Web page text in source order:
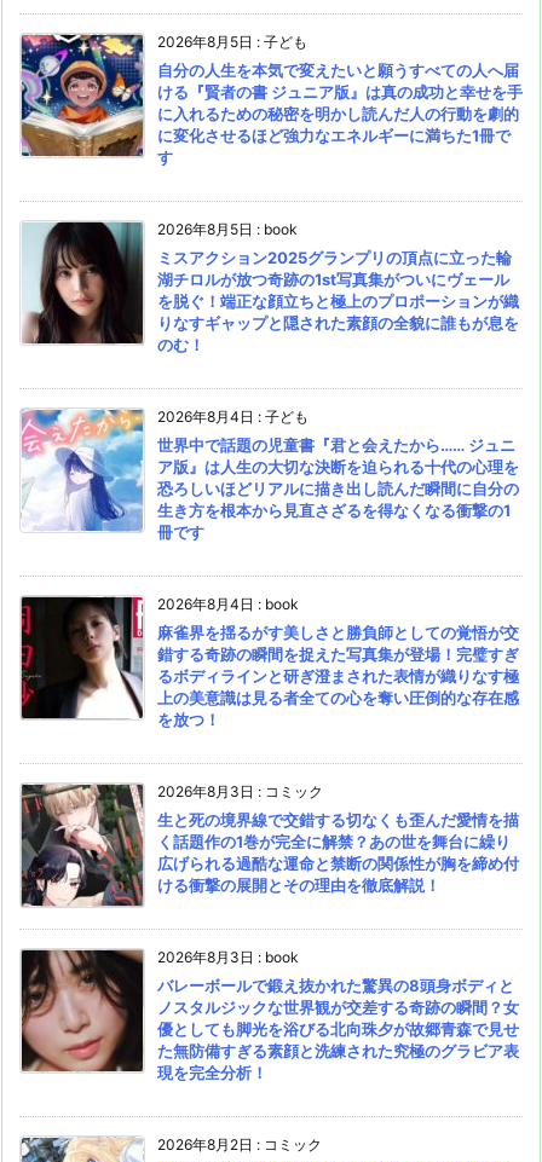
2026年8月5日 : 子ども
自分の人生を本気で変えたいと願うすべての人へ届
ける『賢者の書 ジュニア版』は真の成功と幸せを手
に入れるための秘密を明かし読んだ人の行動を劇的
に変化させるほど強力なエネルギーに満ちた1冊で
す
2026年8月5日 : book
ミスアクション2025グランプリの頂点に立った輪
湖チロルが放つ奇跡の1st写真集がついにヴェール
を脱ぐ！端正な顔立ちと極上のプロポーションが織
りなすギャップと隠された素顔の全貌に誰もが息を
のむ！
2026年8月4日 : 子ども
世界中で話題の児童書『君と会えたから…… ジュニ
ア版』は人生の大切な決断を迫られる十代の心理を
恐ろしいほどリアルに描き出し読んだ瞬間に自分の
生き方を根本から見直さざるを得なくなる衝撃の1
冊です
2026年8月4日 : book
麻雀界を揺るがす美しさと勝負師としての覚悟が交
錯する奇跡の瞬間を捉えた写真集が登場！完璧すぎ
るボディラインと研ぎ澄まされた表情が織りなす極
上の美意識は見る者全ての心を奪い圧倒的な存在感
を放つ！
2026年8月3日 : コミック
生と死の境界線で交錯する切なくも歪んだ愛情を描
く話題作の1巻が完全に解禁？あの世を舞台に繰り
広げられる過酷な運命と禁断の関係性が胸を締め付
ける衝撃の展開とその理由を徹底解説！
2026年8月3日 : book
バレーボールで鍛え抜かれた驚異の8頭身ボディと
ノスタルジックな世界観が交差する奇跡の瞬間？女
優としても脚光を浴びる北向珠夕が故郷青森で見せ
た無防備すぎる素顔と洗練された究極のグラビア表
現を完全分析！
2026年8月2日 : コミック